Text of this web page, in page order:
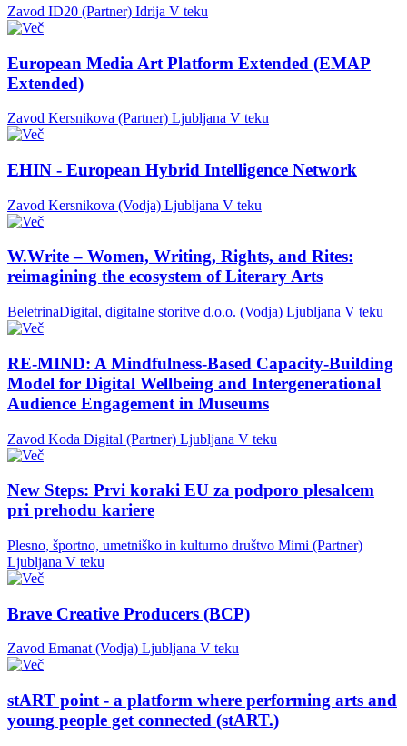
Zavod ID20 (Partner) Idrija V teku
European Media Art Platform Extended (EMAP
Extended)
Zavod Kersnikova (Partner) Ljubljana V teku
EHIN - European Hybrid Intelligence Network
Zavod Kersnikova (Vodja) Ljubljana V teku
W.Write – Women, Writing, Rights, and Rites:
reimagining the ecosystem of Literary Arts
BeletrinaDigital, digitalne storitve d.o.o. (Vodja) Ljubljana V teku
RE-MIND: A Mindfulness-Based Capacity-Building
Model for Digital Wellbeing and Intergenerational
Audience Engagement in Museums
Zavod Koda Digital (Partner) Ljubljana V teku
New Steps: Prvi koraki EU za podporo plesalcem
pri prehodu kariere
Plesno, športno, umetniško in kulturno društvo Mimi (Partner)
Ljubljana V teku
Brave Creative Producers (BCP)
Zavod Emanat (Vodja) Ljubljana V teku
stART point - a platform where performing arts and
young people get connected (stART.)